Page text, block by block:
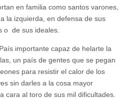
en familia como santos varones,
la izquierda, en defensa de sus
o de sus ideales.
importante capaz de helarte la
un país de gentes que se pegan
para resistir el calor de los
sin darles a la cosa mayor
cara al toro de sus mil dificultades.